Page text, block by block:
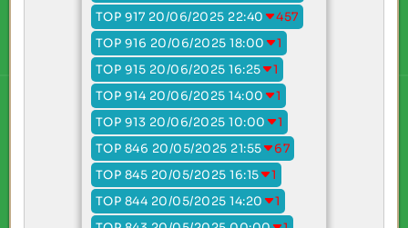
TOP 917 20/06/2025 22:40
457
TOP 916 20/06/2025 18:00
1
TOP 915 20/06/2025 16:25
1
TOP 914 20/06/2025 14:00
1
TOP 913 20/06/2025 10:00
1
TOP 846 20/05/2025 21:55
67
TOP 845 20/05/2025 16:15
1
TOP 844 20/05/2025 14:20
1